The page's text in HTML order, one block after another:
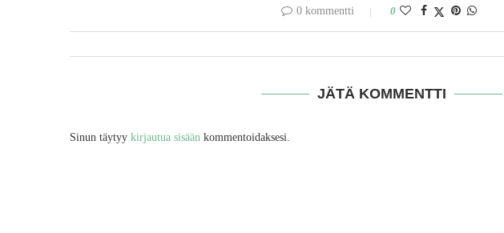
0 kommentti 0
JÄTÄ KOMMENTTI
Sinun täytyy kirjautua sisään kommentoidaksesi.